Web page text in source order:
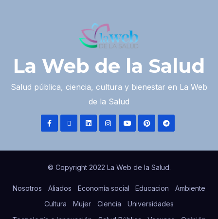
La Web de la Salud
Salud pública, ciencia, cultura y bienestar en La Web
de la Salud
© Copyright 2022 La Web de la Salud.
Nosotros Aliados Economía social Educacion
Ambiente
Cultura
Mujer Ciencia
Universidades